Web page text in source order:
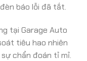
báo lỗi đã tắt.
tại Garage Auto
tiêu hao nhiên
chẩn đoán tỉ mỉ.